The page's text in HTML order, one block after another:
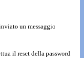
un messaggio
il reset della password